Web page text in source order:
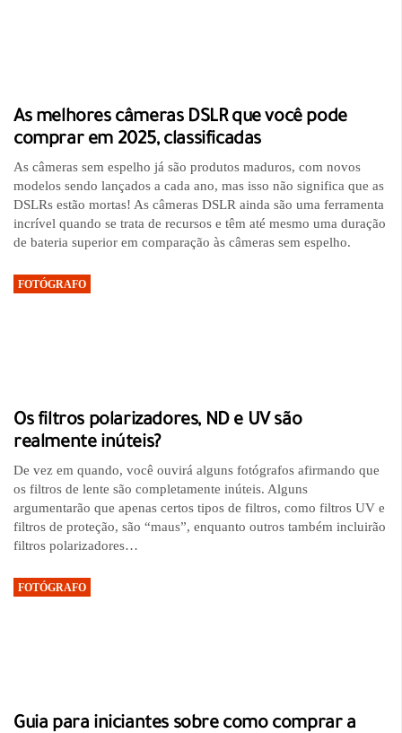
As melhores câmeras DSLR que você pode
comprar em 2025, classificadas
As câmeras sem espelho já são produtos maduros, com novos
modelos sendo lançados a cada ano, mas isso não significa que as
DSLRs estão mortas! As câmeras DSLR ainda são uma ferramenta
incrível quando se trata de recursos e têm até mesmo uma duração
de bateria superior em comparação às câmeras sem espelho.
FOTÓGRAFO
Os filtros polarizadores, ND e UV são
realmente inúteis?
De vez em quando, você ouvirá alguns fotógrafos afirmando que
os filtros de lente são completamente inúteis. Alguns
argumentarão que apenas certos tipos de filtros, como filtros UV e
filtros de proteção, são “maus”, enquanto outros também incluirão
filtros polarizadores…
FOTÓGRAFO
Guia para iniciantes sobre como comprar a